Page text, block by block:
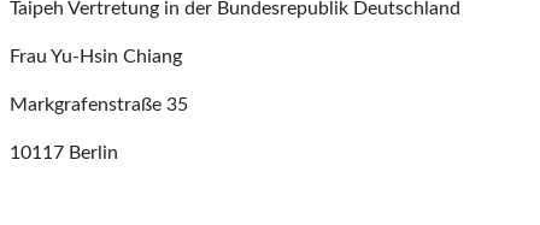
Taipeh Vertretung in der Bundesrepublik Deutschland
Frau Yu-Hsin Chiang
Markgrafenstraße 35
10117 Berlin